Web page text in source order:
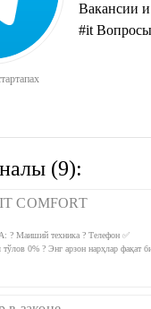
Вакансии
#it Вопросы
(9):
COMFORT
? Маиший техника ? Телефон ✅
0% ? Энг арзон нарҳлар фақат